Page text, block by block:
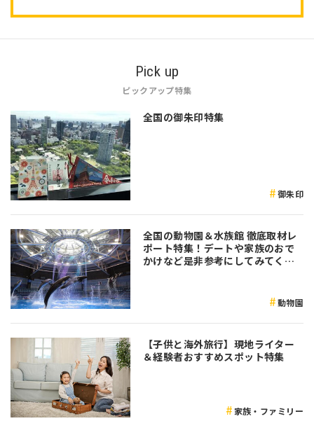
Pick up
ピックアップ特集
全国の御朱印特集
御朱印
全国の動物園＆水族館 徹底取材レ
ポート特集！デートや家族のおで
かけなど是非参考にしてみてくだ
動物園
【子供と海外旅行】現地ライター
＆経験者おすすめスポット特集
家族・ファミリー